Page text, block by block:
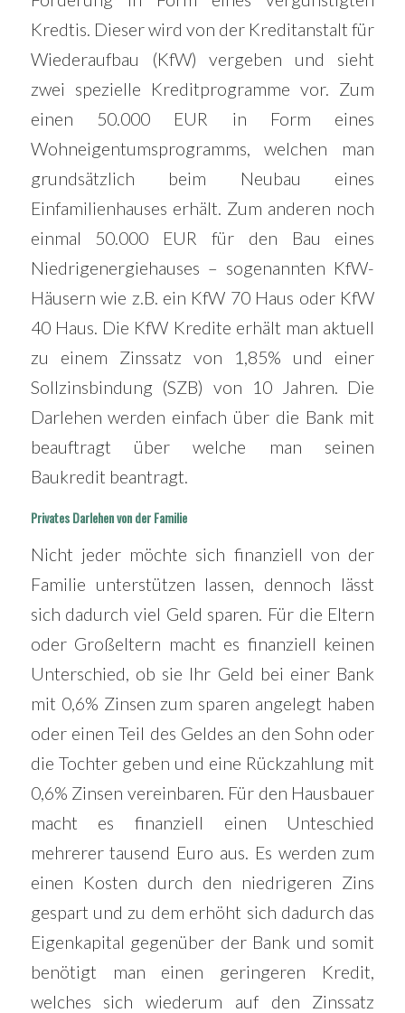
Kredtis. Dieser wird von der Kreditanstalt für
Wiederaufbau (KfW) vergeben und sieht
zwei spezielle Kreditprogramme vor. Zum
einen 50.000 EUR in Form eines
Wohneigentumsprogramms, welchen man
grundsätzlich beim Neubau eines
Einfamilienhauses erhält. Zum anderen noch
einmal 50.000 EUR für den Bau eines
Niedrigenergiehauses – sogenannten KfW-
Häusern wie z.B. ein KfW 70 Haus oder KfW
40 Haus. Die KfW Kredite erhält man aktuell
zu einem Zinssatz von 1,85% und einer
Sollzinsbindung (SZB) von 10 Jahren. Die
Darlehen werden einfach über die Bank mit
beauftragt über welche man seinen
Baukredit beantragt.
Privates Darlehen von der Familie
Nicht jeder möchte sich finanziell von der
Familie unterstützen lassen, dennoch lässt
sich dadurch viel Geld sparen. Für die Eltern
oder Großeltern macht es finanziell keinen
Unterschied, ob sie Ihr Geld bei einer Bank
mit 0,6% Zinsen zum sparen angelegt haben
oder einen Teil des Geldes an den Sohn oder
die Tochter geben und eine Rückzahlung mit
0,6% Zinsen vereinbaren. Für den Hausbauer
macht es finanziell einen Unteschied
mehrerer tausend Euro aus. Es werden zum
einen Kosten durch den niedrigeren Zins
gespart und zu dem erhöht sich dadurch das
Eigenkapital gegenüber der Bank und somit
benötigt man einen geringeren Kredit,
welches sich wiederum auf den Zinssatz